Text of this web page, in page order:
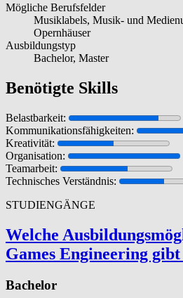
Mögliche Berufsfelder
Musiklabels, Musik- und
Opernhäuser
Ausbildungstyp
Bachelor, Master
Benötigte Skills
Belastbarkeit:
Kommunikationsfähigkeiten:
Kreativität:
Organisation:
Teamarbeit:
Technisches Verständnis:
STUDIENGÄNGE
Welche
Games Engineering
Bachelor